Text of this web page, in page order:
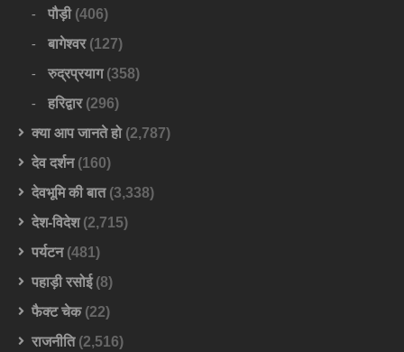
पौड़ी(406)
बागेश्वर(127)
रुद्रप्रयाग(358)
हरिद्वार(296)
क्या आप जानते हो(2,787)
देव दर्शन(160)
देवभूमि की बात(3,338)
देश-विदेश(2,715)
पर्यटन(481)
पहाड़ी रसोई(8)
फैक्ट चेक(22)
राजनीति(2,516)